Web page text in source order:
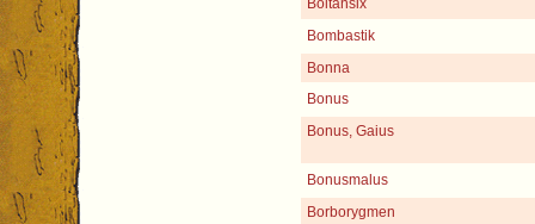
Boltansix
Bombastik
Bonna
Bonus
Bonus, Gaius
Bonusmalus
Borborygmen